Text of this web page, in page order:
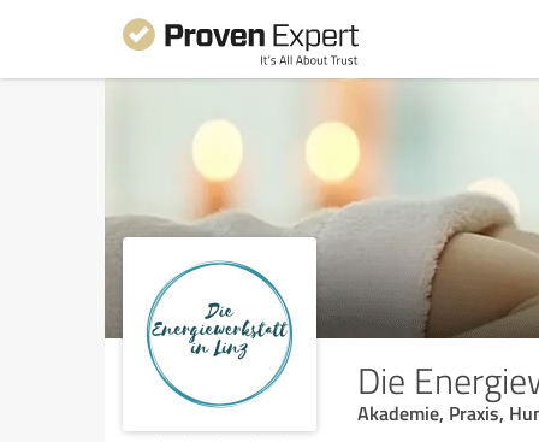
Die
Akademie, Praxis,